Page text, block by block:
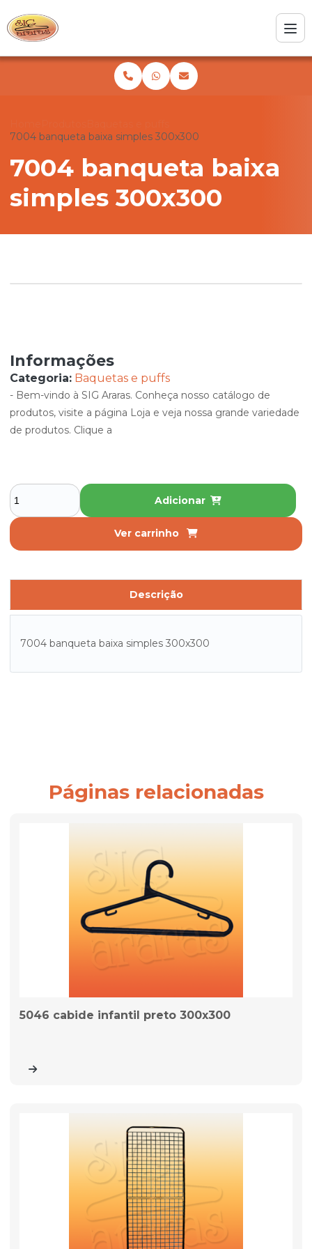
7004 banqueta baixa simples 300x300
7004 banqueta baixa
simples 300x300
Informações
Categoria: Baquetas e puffs
- Bem-vindo à SIG Araras. Conheça nosso catálogo de
produtos, visite a página Loja e veja nossa grande variedade
de produtos. Clique a
Adicionar
Ver carrinho
Descrição
7004 banqueta baixa simples 300x300
Páginas relacionadas
5046 cabide infantil preto 300x300